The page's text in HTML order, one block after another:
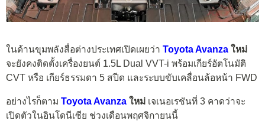
ในด้านขุมพลังสื่อต่างประเทศเปิดเผยว่า Toyota Avanza ใหม่
จะยังคงติดตั้งเครื่องยนต์ 1.5L Dual VVT-i พร้อมเกียร์อัตโนมัติ
CVT หรือ เกียร์ธรรมดา 5 สปีด และระบบขับเคลื่อนล้อหน้า FWD
อย่างไรก็ตาม Toyota Avanza ใหม่ เจเนอเรชันที่ 3 คาดว่าจะ
เปิดตัวในอินโดนีเซีย ช่วงเดือนพฤศจิกายนนี้